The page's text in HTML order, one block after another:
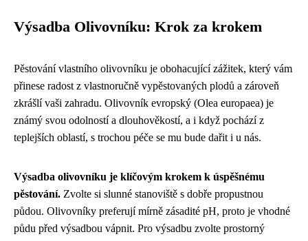
Výsadba Olivovníku: Krok za krokem
Pěstování vlastního olivovníku je obohacující zážitek, který vám
přinese radost z vlastnoručně vypěstovaných plodů a zároveň
zkrášlí vaši zahradu. Olivovník evropský (Olea europaea) je
známý svou odolností a dlouhověkostí, a i když pochází z
teplejších oblastí, s trochou péče se mu bude dařit i u nás.
Výsadba olivovníku je klíčovým krokem k úspěšnému
pěstování. Zvolte si slunné stanoviště s dobře propustnou
půdou. Olivovníky preferují mírně zásadité pH, proto je vhodné
půdu před výsadbou vápnit. Pro výsadbu zvolte prostorný